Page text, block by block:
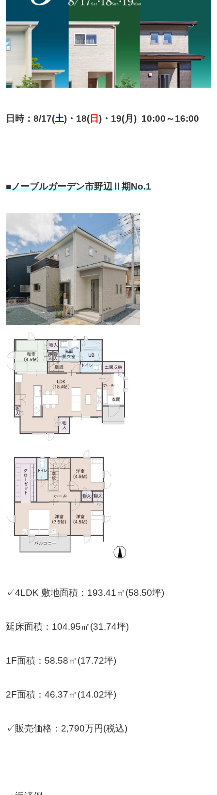
日時：8/17(土)・18(日)・19(月) 10:00～16:00
■ノーブルガーデン市野辺Ⅱ期No.1
✓4LDK 敷地面積：193.41㎡(58.50坪)
延床面積：104.95㎡(31.74坪)
1F面積：58.58㎡(17.72坪)
2F面積：46.37㎡(14.02坪)
✓販売価格：2,790万円(税込)